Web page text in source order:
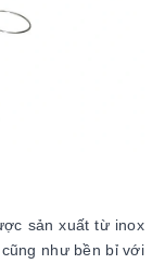
sản xuất từ inox
như bền bỉ với